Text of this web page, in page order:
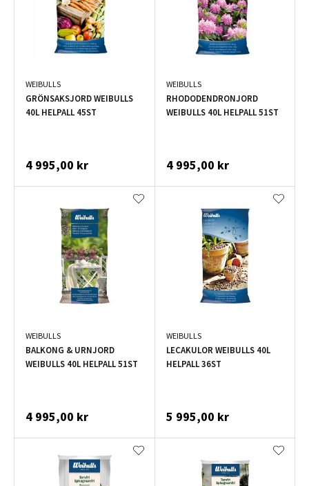
WEIBULLS
GRÖNSAKSJORD WEIBULLS
40L HELPALL 45ST
4 995,00 kr
WEIBULLS
RHODODENDRONJORD
WEIBULLS 40L HELPALL 51ST
4 995,00 kr
WEIBULLS
BALKONG & URNJORD
WEIBULLS 40L HELPALL 51ST
4 995,00 kr
WEIBULLS
LECAKULOR WEIBULLS 40L
HELPALL 36ST
5 995,00 kr